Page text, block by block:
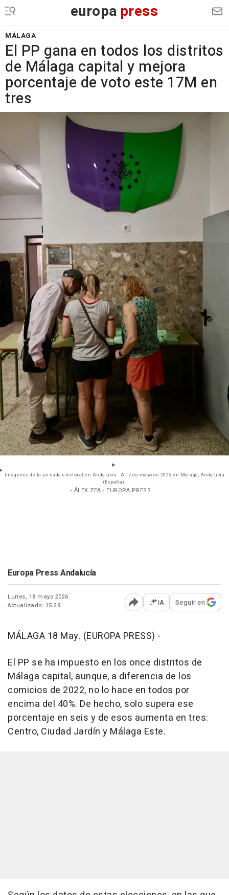
europa press
MÁLAGA
El PP gana en todos los distritos
de Málaga capital y mejora
porcentaje de voto este 17M en
tres
Imágenes de la jornada electoral en Andalucía . A 17 de mayo de 2026 en Málaga, Andalucía
(España).
- ÁLEX ZEA - EUROPA PRESS
Europa Press Andalucía
Lunes, 18 mayo 2026
Actualizado: 15:29
Abrir opciones para
IA Seguir en
MÁLAGA 18 May. (EUROPA PRESS) -
El PP se ha impuesto en los once distritos de
Málaga capital, aunque, a diferencia de los
comicios de 2022, no lo hace en todos por
encima del 40%. De hecho, solo supera ese
porcentaje en seis y de esos aumenta en tres:
Centro, Ciudad Jardín y Málaga Este.